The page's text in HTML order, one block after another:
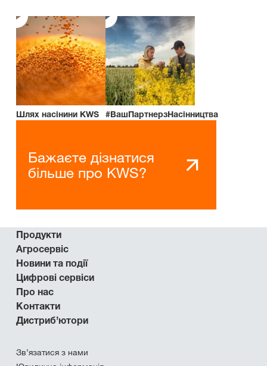
Шлях насінини KWS #ВашПартнерзНасінництва
Бажаєте дізнатися
більше про KWS?
Продукти
Агросервіс
Новини та події
Цифрові сервіси
Про нас
Контакти
Дистриб’ютори
Зв’язатися з нами